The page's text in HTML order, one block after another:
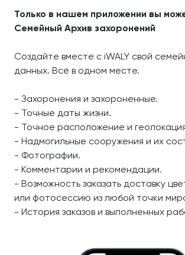
Только в нашем приложении вы
Семейный Архив захоронений
Создайте вместе с iWALY свой
данных. Всё в одном месте.
- Захоронения и захороненные.
- Точные даты жизни.
- Точное расположение и
- Надмогильные сооружения и их
- Фотографии.
- Комментарии и рекомендации.
- Возможность заказать доставку
или фотосессию из любой точки
- История заказов и выполненных